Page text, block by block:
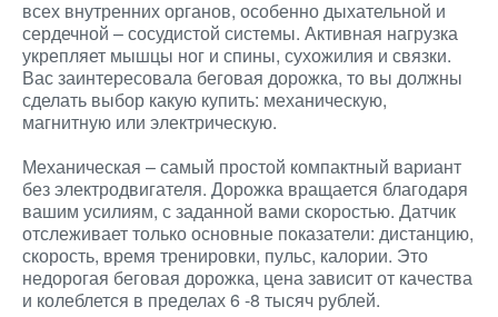
всех внутренних органов, особенно дыхательной и
сердечной – сосудистой системы. Активная нагрузка
укрепляет мышцы ног и спины, сухожилия и связки.
Вас заинтересовала беговая дорожка, то вы должны
сделать выбор какую купить: механическую,
магнитную или электрическую.
Механическая – самый простой компактный вариант
без электродвигателя. Дорожка вращается благодаря
вашим усилиям, с заданной вами скоростью. Датчик
отслеживает только основные показатели: дистанцию,
скорость, время тренировки, пульс, калории. Это
недорогая беговая дорожка, цена зависит от качества
и колеблется в пределах 6 -8 тысяч рублей.